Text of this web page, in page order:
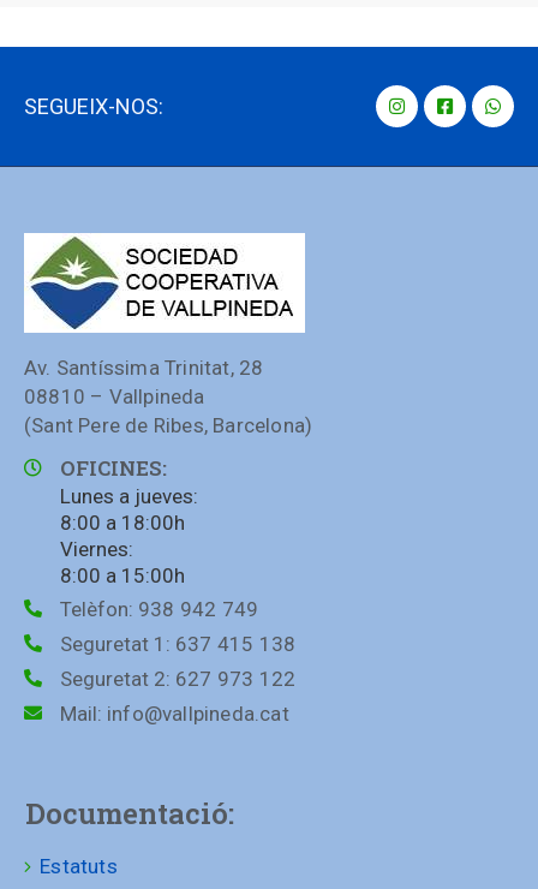
SEGUEIX-NOS:
Av. Santíssima Trinitat, 28
08810 – Vallpineda
(Sant Pere de Ribes, Barcelona)
OFICINES:
Lunes a jueves:
8:00 a 18:00h
Viernes:
8:00 a 15:00h
Telèfon: 938 942 749
Seguretat 1: 637 415 138
Seguretat 2: 627 973 122
Mail: info@vallpineda.cat
Documentació:
Estatuts